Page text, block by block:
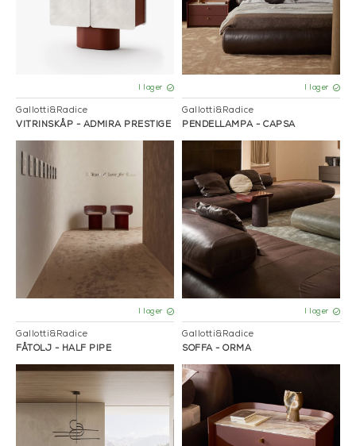
I lager
Gallotti&Radice
VITRINSKÅP - ADMIRA PRESTIGE
I lager
Gallotti&Radice
PENDELLAMPA - CAPSA
I lager
Gallotti&Radice
FÅTÖLJ - HALF PIPE
I lager
Gallotti&Radice
SOFFA - ORMA